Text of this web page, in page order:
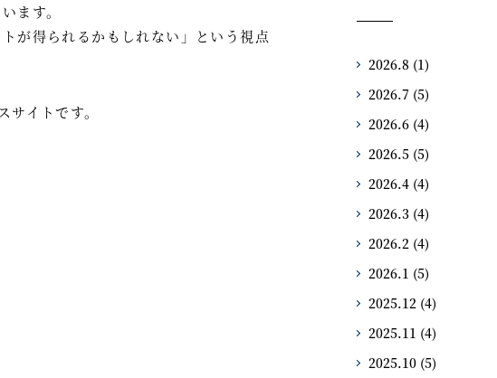
ます。
が得られるかもしれない」という視点
イトです。
2026.8 (1)
2026.7 (5)
2026.6 (4)
2026.5 (5)
2026.4 (4)
2026.3 (4)
2026.2 (4)
2026.1 (5)
2025.12 (4)
2025.11 (4)
2025.10 (5)